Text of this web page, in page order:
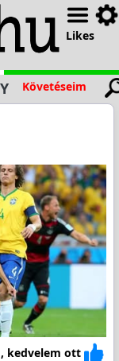
Likes
Követéseim
kedvelem ott